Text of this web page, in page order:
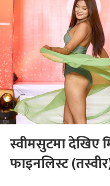
स्वीमसुटमा देखिए
फाइनलिस्ट